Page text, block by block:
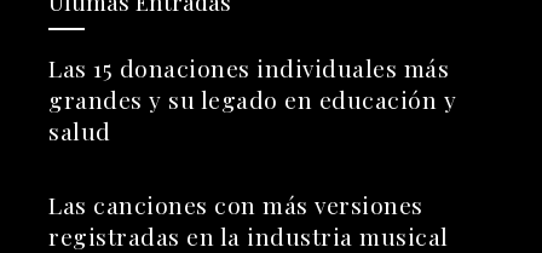
Las 15 donaciones individuales más
grandes y su legado en educación y
salud
Las canciones con más versiones
registradas en la industria musical